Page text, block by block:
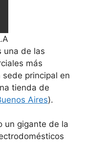
una de las
más
sede principal en
tienda de
Aires).
un gigante de la